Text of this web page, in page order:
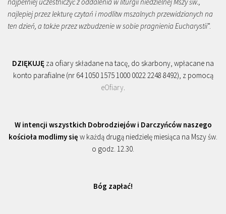
najlepiej przez lekturę czytań i modlitw mszalnych przewidzianych na
ten dzień, a także przez wzbudzenie w sobie pragnienia Eucharystii”.
DZIĘKUJĘ za ofiary składane na tacę, do skarbony, wpłacane na
konto parafialne (nr 64 1050 1575 1000 0022 2248 8492), z pomocą
eOfiary
W intencji wszystkich Dobrodziejów i Darczyńców naszego
kościoła modlimy się w każdą drugą niedzielę miesiąca na Mszy św.
o godz. 12.30.
Bóg zapłać!